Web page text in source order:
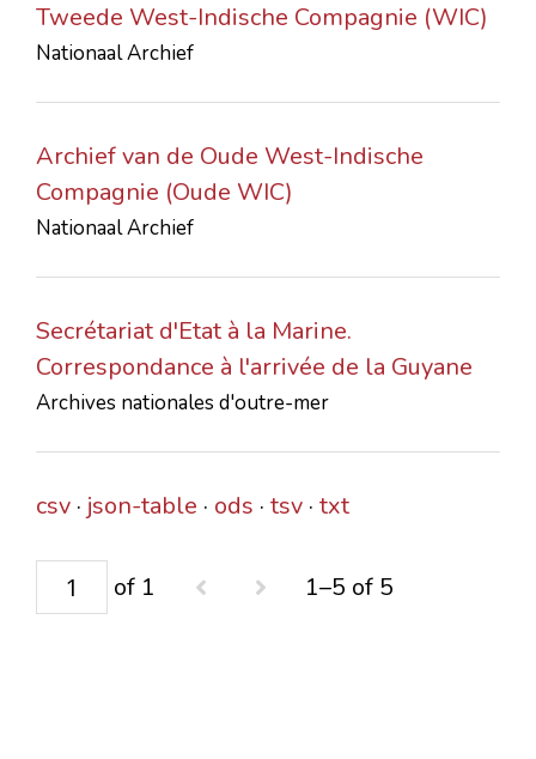
Tweede West-Indische Compagnie (WIC)
Nationaal Archief
Archief van de Oude West-Indische
Compagnie (Oude WIC)
Nationaal Archief
Secrétariat d'Etat à la Marine.
Correspondance à l'arrivée de la Guyane
Archives nationales d'outre-mer
csv json-table ods tsv txt
of 1 1–5 of 5